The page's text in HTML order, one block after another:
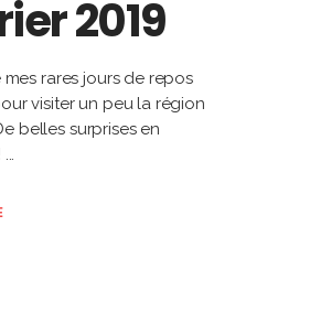
2019
rares jours de repos
visiter un peu la région
belles surprises en